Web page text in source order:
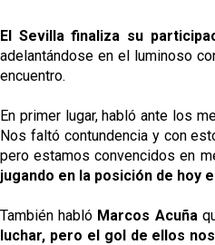
El Sevilla finaliza su
adelantándose en el luminoso
encuentro.
En primer lugar, habló ante los
Nos faltó contundencia y con
pero estamos convencidos en
jugando en la posición de hoy
También habló Marcos Acuña
luchar, pero el gol de ellos